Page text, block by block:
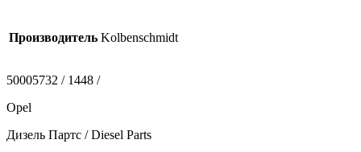
Производитель Kolbenschmidt
50005732 / 1448 /
Opel
Дизель Партс / Diesel Parts